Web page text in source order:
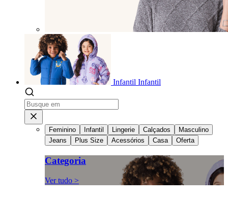
Infantil Infantil
Feminino Infantil Lingerie Calçados
Masculino
Jeans
Plus Size Acessórios Casa Oferta
Categoria
Ver tudo >